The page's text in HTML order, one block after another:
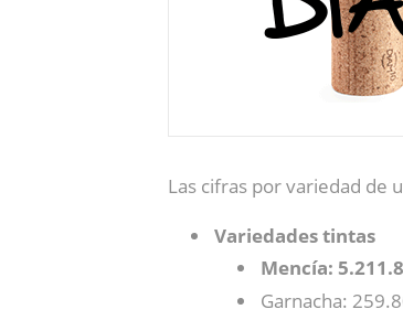
Las cifras por variedad de
Variedades tintas
Mencía:
Garnacha: